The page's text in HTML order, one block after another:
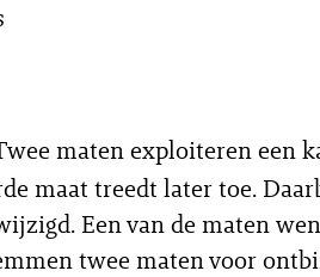
maten exploiteren een
maat treedt later toe.
Een van de maten
twee maten voor